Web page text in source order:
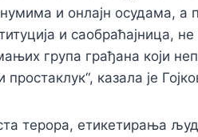
и онлајн осудама, а
и саобраћајница,
група грађана који
казала је
терора, етикетирања